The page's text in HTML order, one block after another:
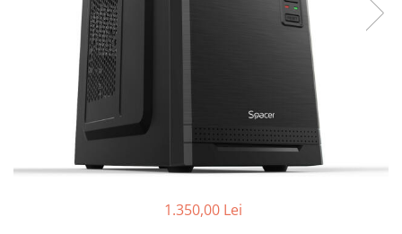
Genti Laptop
Incarcatoare laptop
Incarcatoare laptop refurbished
Standuri și Coolere Laptop
Alte accesorii
Card reader
Placi de baza
Ventilatoare carcasa
Componente Renew/Refurbished
Placi de baza REFURBISHED
1.350,00 Lei